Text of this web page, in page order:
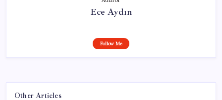
Ece Aydın
Follow Me
Other Articles